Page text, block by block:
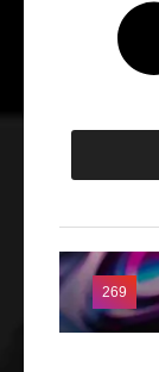
269